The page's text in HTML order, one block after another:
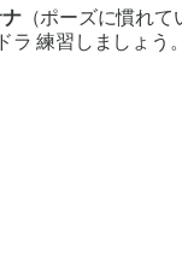
（ポーズに慣れて
ラ練習しましょう